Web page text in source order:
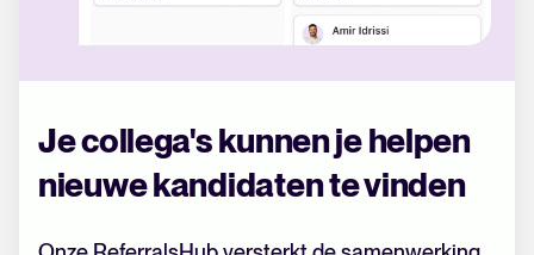
Je collega's kunnen je helpen
nieuwe kandidaten te vinden